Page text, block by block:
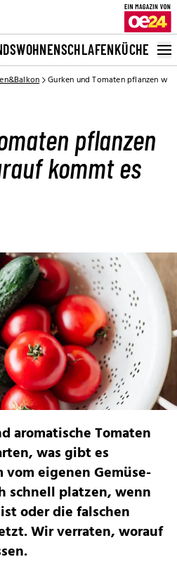
WOHNENSCHLAFENKÜCHE BAD
Gurken und Tomaten pflanzen
pflanzen
kommt es
aromatische Tomaten
was gibt es
vom eigenen Gemüse-
schnell platzen, wenn
oder die falschen
Wir verraten, worauf